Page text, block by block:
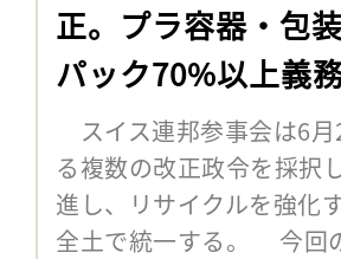
正。プラ容器・包
パック70%以上義
スイス連邦参事会は6
る複数の改正政令を採択
進し、リサイクルを強化
全土で統一する。 今回